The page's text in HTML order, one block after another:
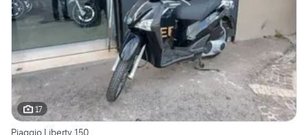
17
Piaggio Liberty 150